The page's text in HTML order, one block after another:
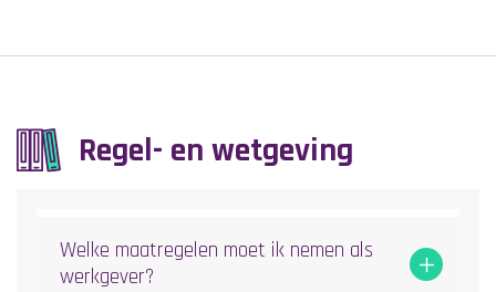
Regel- en wetgeving
Welke maatregelen moet ik nemen als
werkgever?